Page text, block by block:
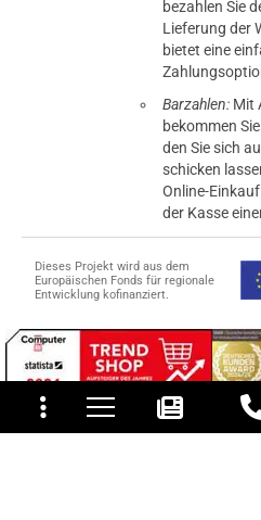
und
bezahlen Sie
Lieferung der
bietet eine
Barzahlen: Mit
bekommen
den Sie sich
schicken
Online-
der Kasse
Dieses Projekt wird aus dem
Europäischen Fonds für regionale
Entwicklung kofinanziert.
© 2015-2026 PB-